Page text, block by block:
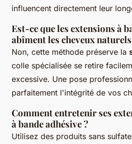
influencent directement leur
Est-ce que les extensions à
abîment les cheveux
Non, cette méthode préserve la
colle spécialisée se retire
excessive. Une pose
parfaitement l'intégrité de vos
Comment entretenir ses
à bande adhésive ?
Utilisez des produits sans